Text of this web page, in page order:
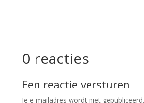
0 reacties
Een reactie versturen
Je e-mailadres wordt niet gepubliceerd.